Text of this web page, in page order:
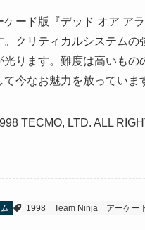
ケード版『デッド オア ア
。クリティカルシステム
光ります。難度は高いも
て今なお魅力を放っていま
TECMO, LTD. ALL
1998 Team Ninja アーケー